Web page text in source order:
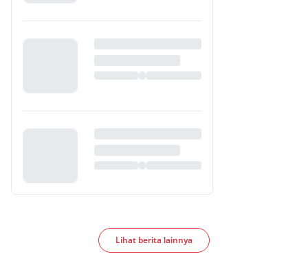
Lihat berita lainnya